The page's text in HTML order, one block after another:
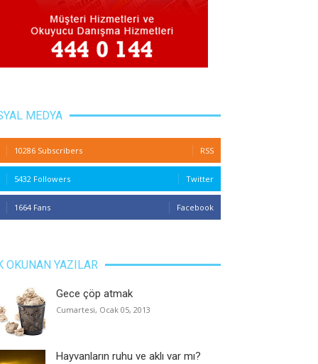
MEDYA
10286 Subscribers RSS
5432 Followers Twitter
1664 Fans Facebook
OKUNAN YAZILAR
Gece çöp atmak
Cumartesi, Ocak 05, 2013
Hayvanların ruhu ve aklı var mı?